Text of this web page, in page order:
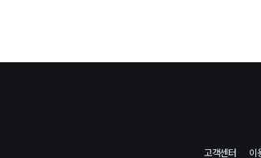
고객센터 이